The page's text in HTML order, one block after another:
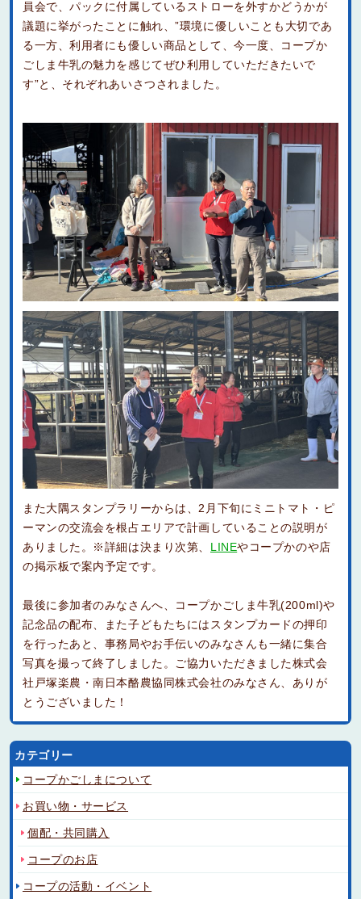
員会で、パックに付属しているストローを外すかどうかが
議題に挙がったことに触れ、”環境に優しいことも大切であ
る一方、利用者にも優しい商品として、今一度、コープか
ごしま牛乳の魅力を感じてぜひ利用していただきたいで
す”と、それぞれあいさつされました。
また大隅スタンプラリーからは、2月下旬にミニトマト・ピ
ーマンの交流会を根占エリアで計画していることの説明が
ありました。※詳細は決まり次第、 LINEやコープかのや店
の掲示板で案内予定です。
最後に参加者のみなさんへ、コープかごしま牛乳(200ml)や
記念品の配布、また子どもたちにはスタンプカードの押印
を行ったあと、事務局やお手伝いのみなさんも一緒に集合
写真を撮って終了しました。ご協力いただきました株式会
社戸塚楽農・南日本酪農協同株式会社のみなさん、ありが
とうございました！
カテゴリー
コープかごしまについて
お買い物・サービス
個配・共同購入
コープのお店
コープの活動・イベント